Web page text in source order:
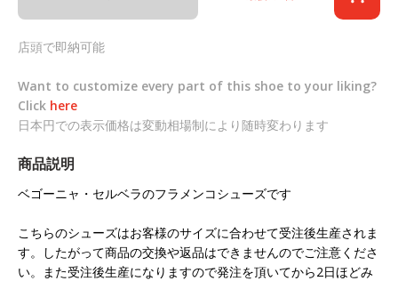
店頭で即納可能
Want to customize every part of this shoe to your liking?
Click here
日本円での表示価格は変動相場制により随時変わります
商品説明
ベゴーニャ・セルベラのフラメンコシューズです
こちらのシューズはお客様のサイズに合わせて受注後生産されま
す。したがって商品の交換や返品はできませんのでご注意くださ
い。また受注後生産になりますので発注を頂いてから2日ほどみ